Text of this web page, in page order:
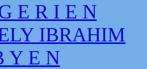
E R I E N
IBRAHIM
Y E N